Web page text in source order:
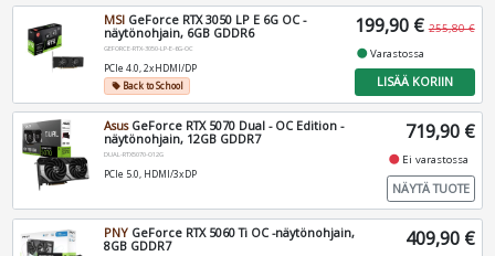
MSI GeForce RTX 3050 LP E 6G OC -
näytönohjain, 6GB GDDR6
GEFORCE-RTX-3050-LP-E-6G-OC
PCIe 4.0, 2xHDMI/DP
local_offerBack to School
199,90 € 255,80 €
fiber_manual_recordVarastossa
LISÄÄ KORIIN
AsusGeForce RTX 5070 Dual - OC Edition -
näytönohjain, 12GB GDDR7
DUAL-RTX5070-O12G
PCIe 5.0, HDMI/3xDP
719,90 €
fiber_manual_record Ei varastossa
NÄYTÄ TUOTE
PNY GeForce RTX 5060 Ti OC -näytönohjain,
8GB GDDR7
409,90 €